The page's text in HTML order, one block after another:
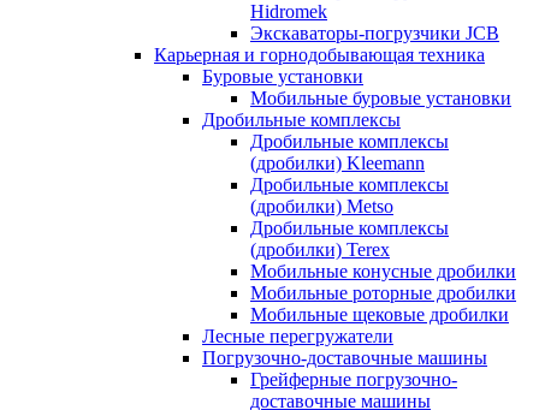
Hidromek
Экскаваторы-погрузчики JCB
Карьерная и горнодобывающая техника
Буровые установки
Мобильные буровые установки
Дробильные комплексы
Дробильные комплексы
(дробилки) Kleemann
Дробильные комплексы
(дробилки) Metso
Дробильные комплексы
(дробилки) Terex
Мобильные конусные дробилки
Мобильные роторные дробилки
Мобильные щековые дробилки
Лесные перегружатели
Погрузочно-доставочные машины
Грейферные погрузочно-
доставочные машины